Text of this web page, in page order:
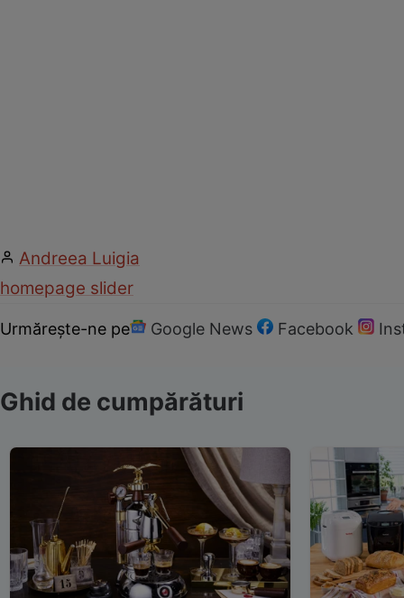
Andreea Luigia
homepage slider
Urmărește-ne pe Google News Facebook
Ghid de cumpărături